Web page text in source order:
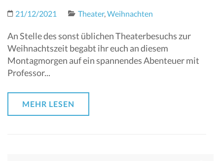
21/12/2021 Theater,Weihnachten
An Stelle des sonst üblichen Theaterbesuchs zur
Weihnachtszeit begabt ihr euch an diesem
Montagmorgen auf ein spannendes Abenteuer mit
Professor...
MEHR LESEN